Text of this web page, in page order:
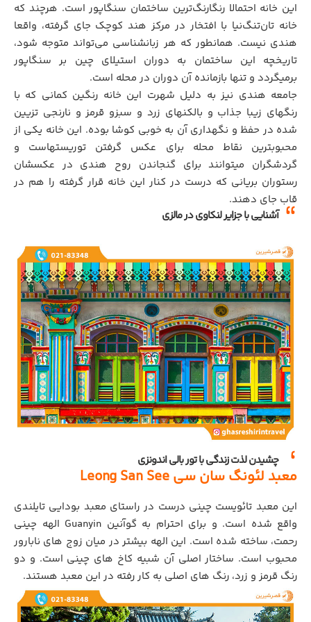
این خانه احتمالا رنگارنگ‌ترین ساختمان سنگاپور است. هرچند که
خانه تان‌تنگ‌نیا با افتخار در مرکز هند کوچک جای گرفته، واقعا
هندی نیست. همانطور که هر زبانشناسی می‌تواند متوجه شود،
تاریخچه این ساختمان به دوران استیلای چین بر سنگاپور
برمیگردد و تنها بازمانده آن دوران در محله است.
جامعه هندی نیز به دلیل شهرت این خانه رنگین کمانی که با
رنگهای زیبا جذاب و بالکنهای زرد و سبزو قرمز و نارنجی تزیین
شده در حفظ و نگهداری آن به خوبی کوشا بوده. این خانه یکی از
محبوبترین نقاط محله برای عکس گرفتن توریستهاست و
گردشگران میتوانند برای گنجاندن روح هندی در عکسشان
رستوران بریانی که درست در کنار این خانه قرار گرفته را هم در
قاب جای دهند.
آشنایی با جزایر لنکاوی در مالزی
چشیدن لذت زندگی با تور بالی اندونزی
معبد لئونگ سان سی Leong San See
این معبد تائویست چینی درست در راستای معبد بودایی تایلندی
واقع شده است. و برای احترام به گوآنین Guanyin الهه چینی
رحمت، ساخته شده است. این الهه بیشتر در میان زوج های نابارور
محبوب است. ساختار اصلی آن شبیه کاخ های چینی است. و دو
رنگ قرمز و زرد، رنگ های اصلی به کار رفته در این معبد هستند.